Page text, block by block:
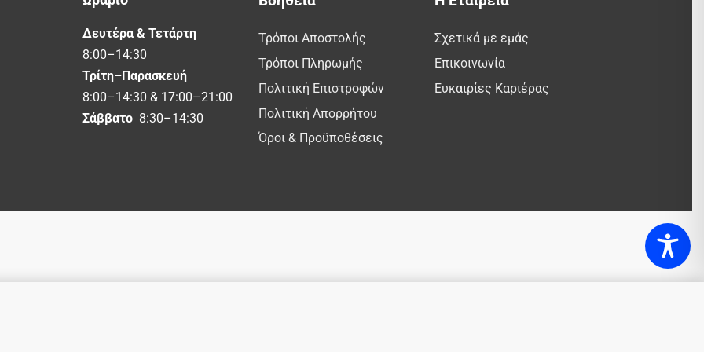
Δευτέρα & Τετάρτη
8:00–14:30
Τρίτη–Παρασκευή
8:00–14:30 & 17:00–21:00
Σάββατο 8:30–14:30
Τρόποι Αποστολής
Τρόποι Πληρωμής
Πολιτική Επιστροφών
Πολιτική Απορρήτου
Όροι & Προϋποθέσεις
Σχετικά με εμάς
Επικοινωνία
Ευκαιρίες Καριέρας